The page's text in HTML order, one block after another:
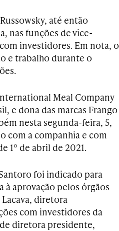
até então
nas funções de vice-
investidores. Em nota, o
e trabalho durante o
Meal Company
e dona das marcas Frango
nesta segunda-feira, 5,
com a companhia e com
1º de abril de 2021.
foi indicado para
aprovação pelos órgãos
diretora
com investidores da
diretora presidente,